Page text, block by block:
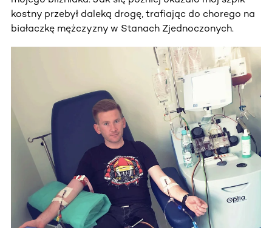
kostny przebył daleką drogę, trafiając do chorego na
białaczkę mężczyzny w Stanach Zjednoczonych.